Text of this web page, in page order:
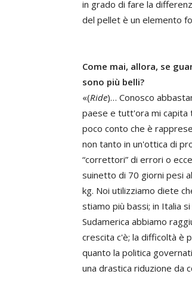
in grado di fare la
del pellet è un elemento
Come mai, allora, se
sono più belli?
«(Ride)… Conosco
paese e tutt'ora mi capita
poco conto che è
non tanto in un'ottica di
“correttori” di errori o
suinetto di 70 giorni pesi
kg. Noi utilizziamo diete
stiamo più bassi; in Italia
Sudamerica abbiamo
crescita c'è; la difficoltà è
quanto la politica
una drastica riduzione da